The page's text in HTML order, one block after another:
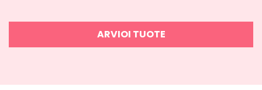
ARVIOI TUOTE